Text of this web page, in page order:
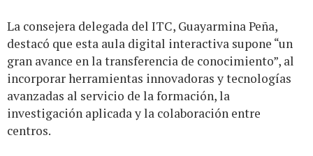
La consejera delegada del ITC, Guayarmina Peña,
destacó que esta aula digital interactiva supone “un
gran avance en la transferencia de conocimiento”, al
incorporar herramientas innovadoras y tecnologías
avanzadas al servicio de la formación, la
investigación aplicada y la colaboración entre
centros.